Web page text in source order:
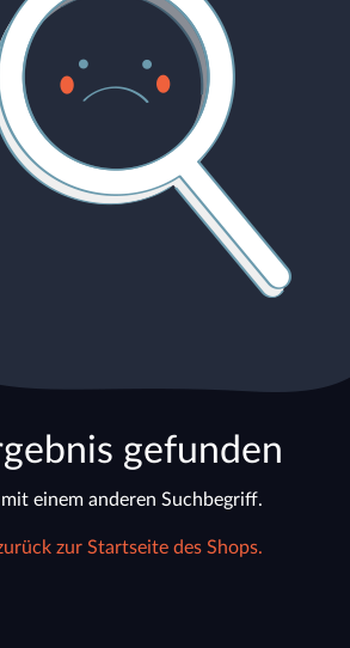
gefunden
mit einem anderen Suchbegriff.
zur Startseite des Shops.